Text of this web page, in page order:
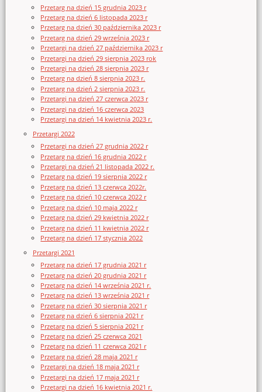
Przetarg na dzień 15 grudnia 2023 r
Przetarg na dzień 6 listopada 2023 r
Przetarg na dzień 30 października 2023 r
Przetarg na dzień 29 września 2023 r
Przetargi na dzień 27 października 2023 r
Przetargi na dzień 29 sierpnia 2023 rok
Przetargi na dzień 28 sierpnia 2023 r
Przetarg na dzień 8 sierpnia 2023 r.
Przetarg na dzień 2 sierpnia 2023 r.
Przetargi na dzień 27 czerwca 2023 r
Przetargi na dzień 16 czerwca 2023
Przetargi na dzień 14 kwietnia 2023 r.
Przetargi 2022
Przetargi na dzień 27 grudnia 2022 r
Przetarg na dzień 16 grudnia 2022 r
Przetargi na dzień 21 listopada 2022 r.
Przetarg na dzień 19 sierpnia 2022 r
Przetarg na dzień 13 czerwca 2022r.
Przetarg na dzień 10 czerwca 2022 r
Przetarg na dzień 10 maja 2022 r
Przetarg na dzień 29 kwietnia 2022 r
Przetarg na dzień 11 kwietnia 2022 r
Przetarg na dzień 17 stycznia 2022
Przetargi 2021
Przetarg na dzień 17 grudnia 2021 r
Przetarg na dzień 20 grudnia 2021 r
Przetarg na dzień 14 września 2021 r.
Przetarg na dzień 13 września 2021 r
Przetarg na dzień 30 sierpnia 2021 r
Przetarg na dzień 6 sierpnia 2021 r
Przetarg na dzień 5 sierpnia 2021 r
Przetarg na dzień 25 czerwca 2021
Przetarg na dzień 11 czerwca 2021 r
Przetarg na dzień 28 maja 2021 r
Przetargi na dzień 18 maja 2021 r
Przetargi na dzień 17 maja 2021 r
Przetargi na dzień 16 kwietnia 2021 r.